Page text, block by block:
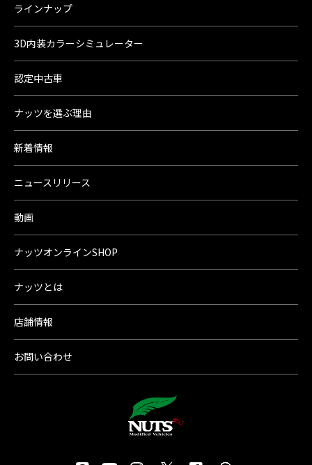
ラインナップ
3D内装カラーシミュレーター
認定中古車
ナッツを選ぶ理由
新着情報
ニュースリリース
動画
ナッツオンラインSHOP
ナッツとは
店舗情報
お問い合わせ